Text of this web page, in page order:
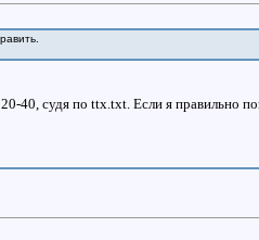
40, судя по ttx.txt. Если я правильно